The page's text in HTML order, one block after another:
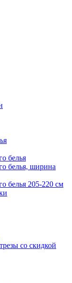
белья
белья, ширина
белья 205-220 см
со скидкой